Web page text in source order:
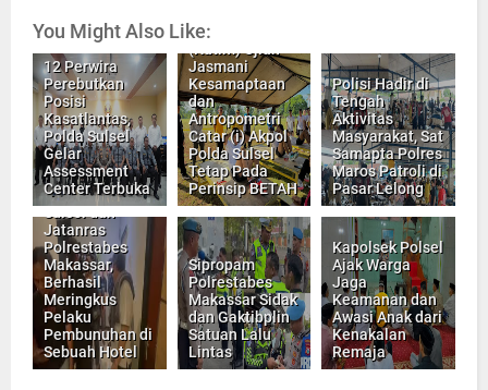
You Might Also Like:
12 Perwira
Perebutkan
Posisi
Kasatlantas,
Polda Sulsel
Gelar
Assessment
Center Terbuka
Dansat Brimob
Jasmani
Kesamaptaan
dan
Antropometri
Catar (i) Akpol
Polda Sulsel
Tetap Pada
Perinsip BETAH
Polisi Hadir di
Tengah
Aktivitas
Masyarakat, Sat
Samapta Polres
Maros Patroli di
Pasar Lelong
Tim Gabungan
Resmob Polda
Jatanras
Polrestabes
Makassar,
Berhasil
Meringkus
Pelaku
Pembunuhan di
Sebuah Hotel
Sipropam
Polrestabes
Makassar Sidak
dan Gaktibplin
Satuan Lalu
Lintas
Kapolsek Polsel
Ajak Warga
Jaga
Keamanan dan
Awasi Anak dari
Kenakalan
Remaja